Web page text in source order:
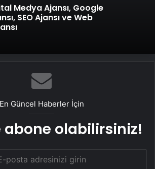
SEO Ajansı ve Web
En Güncel Haberler İçin
abone olabilirsiniz!